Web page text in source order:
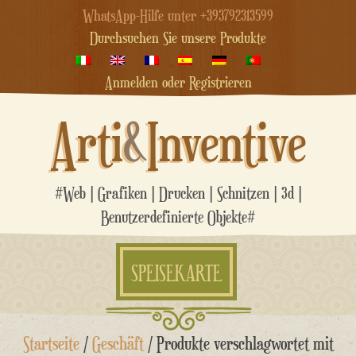
WhatsApp-Hilfe unter +393792313599
Durchsuchen Sie unsere Produkte
Anmelden oder Registrieren
Arti&Inventive
#Web | Grafiken | Drucken | Schnitzen | 3d |
Benutzerdefinierte Objekte#
SPEISEKARTE
Zum
InhaltStartseite/Geschäft/ Produkte verschlagwortet mit